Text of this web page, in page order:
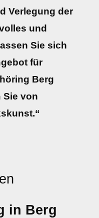
Verlegung der
und
Sie sich
für
Berg
Sie von
in Berg